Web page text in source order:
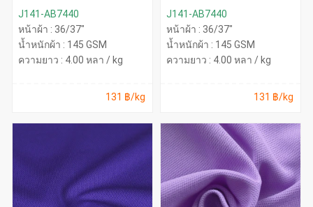
J141-AB7440
หน้าผ้า : 36/37"
น้ำหนักผ้า : 145 GSM
ความยาว : 4.00 หลา / kg
131 ฿/kg
J141-AB7440
หน้าผ้า : 36/37"
น้ำหนักผ้า : 145 GSM
ความยาว : 4.00 หลา / kg
131 ฿/kg